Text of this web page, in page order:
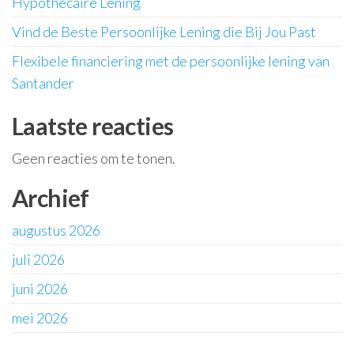
Vind de Beste Persoonlijke Lening die Bij Jou Past
Flexibele financiering met de persoonlijke lening van
Santander
Laatste reacties
Geen reacties om te tonen.
Archief
augustus 2026
juli 2026
juni 2026
mei 2026